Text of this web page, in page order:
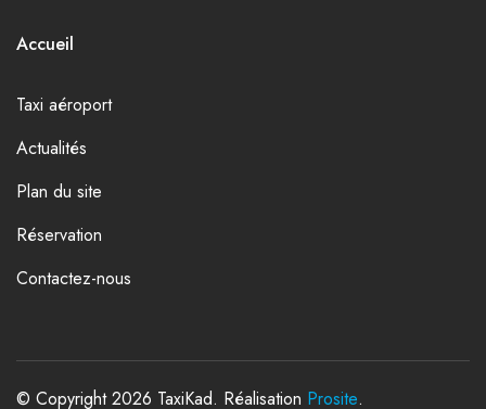
Accueil
Taxi aéroport
Actualités
Plan du site
Réservation
Contactez-nous
© Copyright 2026 TaxiKad. Réalisation Prosite.